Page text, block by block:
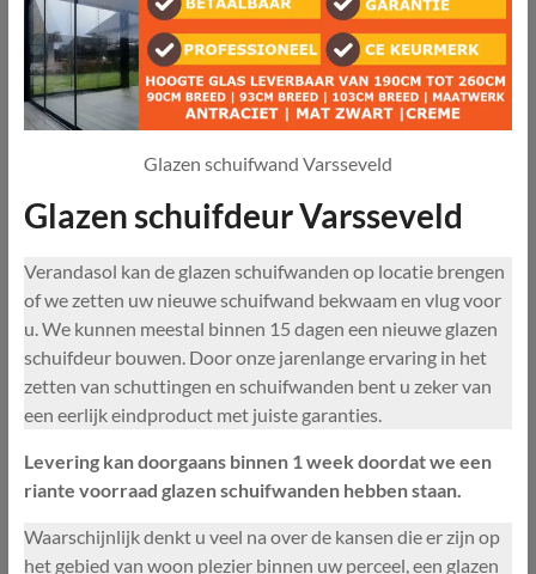
Glazen schuifwand Varsseveld
Glazen schuifdeur Varsseveld
Verandasol kan de glazen schuifwanden op locatie brengen
of we zetten uw nieuwe schuifwand bekwaam en vlug voor
u. We kunnen meestal binnen 15 dagen een nieuwe glazen
schuifdeur bouwen. Door onze jarenlange ervaring in het
zetten van schuttingen en schuifwanden bent u zeker van
een eerlijk eindproduct met juiste garanties.
Levering kan doorgaans binnen 1 week doordat we een
riante voorraad glazen schuifwanden hebben staan.
Waarschijnlijk denkt u veel na over de kansen die er zijn op
het gebied van woon plezier binnen uw perceel, een glazen